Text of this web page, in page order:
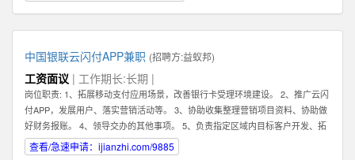
中国银联云闪付APP兼职 (招聘方:益蚁邦)
工资面议 | 工作期长:长期 |
岗位职责: 1、拓展移动支付应用场景，改善银行卡受理环境建设。 2、推广云闪
付APP，发展用户、落实营销活动等。 3、协助收集整理营销项目资料、协助做
好财务报账。 4、领导交办的其他事项。 5、负责指定区域内目标客户开发、拓
展、维护 6、根据市场业务发展，提出积极的、符合产品的市场发展的建议和意
见。 7、迅速反馈目标市场客户的信息，及时完善服务。 8、完成销售业绩指
查看/急速申请：ijianzhi.com/9885